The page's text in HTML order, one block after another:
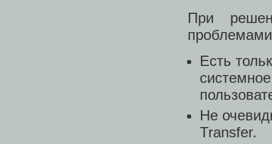
При
Есть
Не
Transfer.